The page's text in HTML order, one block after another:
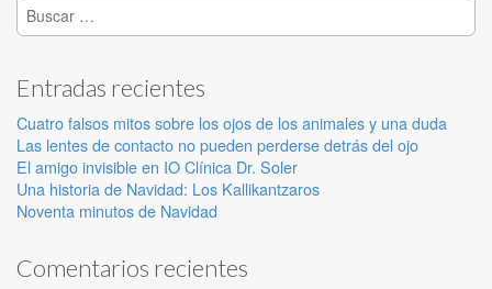
Entradas recientes
Cuatro falsos mitos sobre los ojos de los animales y una duda
Las lentes de contacto no pueden perderse detrás del ojo
El amigo invisible en IO Clínica Dr. Soler
Una historia de Navidad: Los Kallikantzaros
Noventa minutos de Navidad
Comentarios recientes